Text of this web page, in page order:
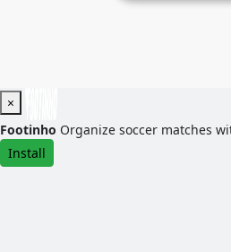
×
Footinho Organize soccer matches
Install